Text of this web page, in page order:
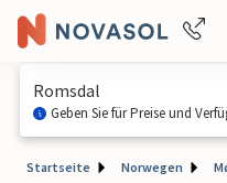
Romsdal
Geben Sie für Preise und
Startseite Norwegen